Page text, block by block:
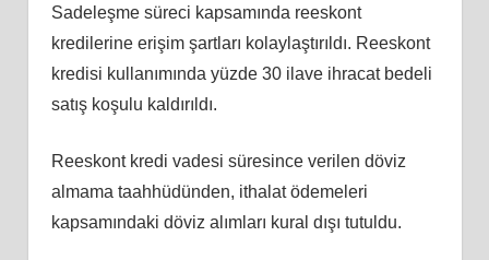
Sadeleşme süreci kapsamında reeskont
kredilerine erişim şartları kolaylaştırıldı. Reeskont
kredisi kullanımında yüzde 30 ilave ihracat bedeli
satış koşulu kaldırıldı.
Reeskont kredi vadesi süresince verilen döviz
almama taahhüdünden, ithalat ödemeleri
kapsamındaki döviz alımları kural dışı tutuldu.